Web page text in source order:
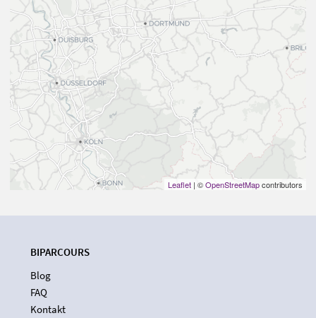
Leaflet | ©OpenStreetMapcontributors
BIPARCOURS
Blog
FAQ
Kontakt